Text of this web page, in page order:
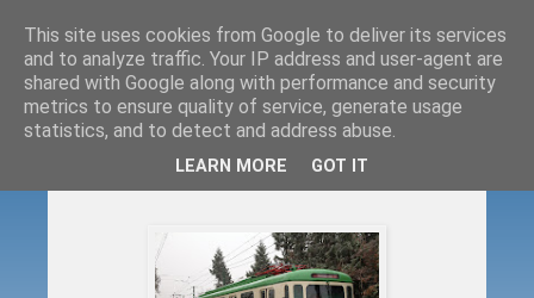
2011. 11. 25.
Centenáriumi HÉV-ezés
This site uses cookies from Google to deliver its services
and to analyze traffic. Your IP address and user-agent are
shared with Google along with performance and security
metrics to ensure quality of service, generate usage
statistics, and to detect and address abuse.
LEARN MORE GOT IT